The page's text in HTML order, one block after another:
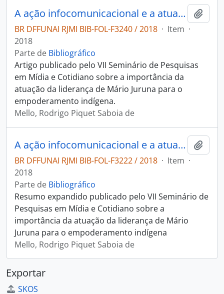
A ação infocomunicacional e a atuação de Mário Juruna para a emancipação política dos povos indígenas
BR DFFUNAI RJMI BIB-FOL-F3240 / 2018 · Item ·
2018
Parte de Bibliográfico
Artigo publicado pelo VII Seminário de Pesquisas
em Mídia e Cotidiano sobre a importância da
atuação da liderança de Mário Juruna para o
empoderamento indígena.
Mello, Rodrigo Piquet Saboia de
A ação infocomunicacional e a atuação de Mário Juruna para a emancipação política dos povos indígenas
BR DFFUNAI RJMI BIB-FOL-F3222 / 2018 · Item ·
2018
Parte de Bibliográfico
Resumo expandido publicado pelo VII Seminário de
Pesquisas em Mídia e Cotidiano sobre a
importância da atuação da liderança de Mário
Juruna para o empoderamento indígena
Mello, Rodrigo Piquet Saboia de
Exportar
SKOS